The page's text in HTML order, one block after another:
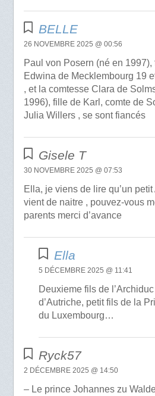
BELLE
26 NOVEMBRE 2025 @ 00:56
Paul von Posern (né en
Edwina de Mecklembourg 19
, et la comtesse Clara de
1996), fille de Karl, comte de
Julia Willers , se sont fiancés
Gisele T
30 NOVEMBRE 2025 @ 07:53
Ella, je viens de lire qu’un
vient de naitre , pouvez-vous
parents merci d’avance
Ella
5 DÉCEMBRE 2025 @ 11:41
Deuxieme fils de
d’Autriche, petit fils de la
du Luxembourg…
Ryck57
2 DÉCEMBRE 2025 @ 14:50
– Le prince Johannes zu